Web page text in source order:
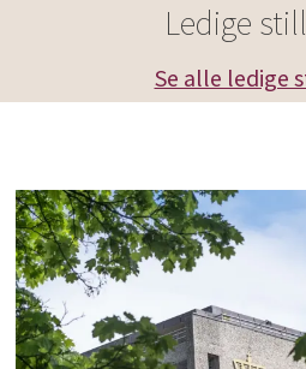
Ledige
Se alle ledige